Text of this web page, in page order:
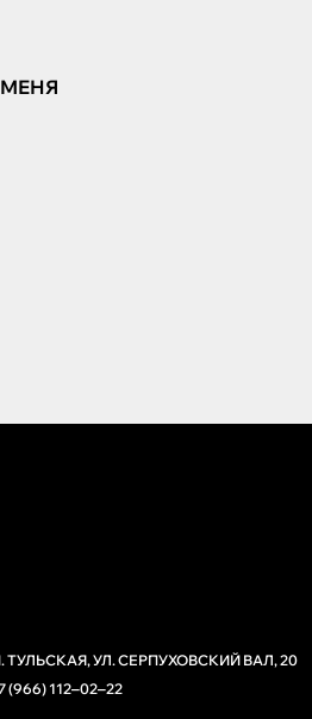
ТУЛЬСКАЯ, УЛ. СЕРПУХОВСКИЙ ВАЛ, 20
(966) 112‒02‒22